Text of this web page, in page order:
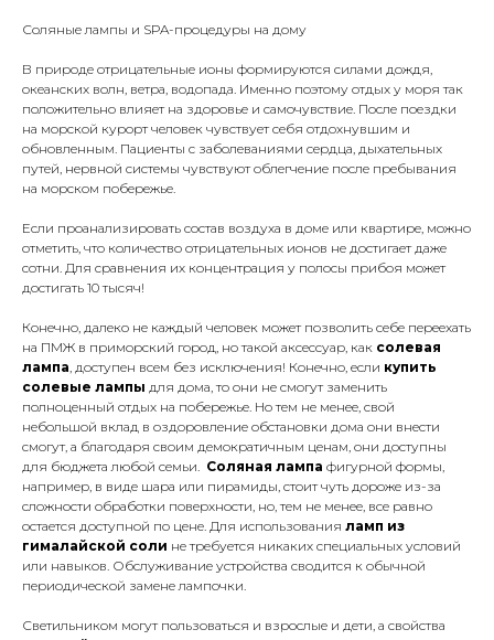
Соляные лампы и SPA-процедуры на дому
В природе отрицательные ионы формируются силами дождя,
океанских волн, ветра, водопада. Именно поэтому отдых у моря так
положительно влияет на здоровье и самочувствие. После поездки
на морской курорт человек чувствует себя отдохнувшим и
обновленным. Пациенты с заболеваниями сердца, дыхательных
путей, нервной системы чувствуют облегчение после пребывания
на морском побережье.
Если проанализировать состав воздуха в доме или квартире, можно
отметить, что количество отрицательных ионов не достигает даже
сотни. Для сравнения их концентрация у полосы прибоя может
достигать 10 тысяч!
Конечно, далеко не каждый человек может позволить себе переехать
на ПМЖ в приморский город, но такой аксессуар, как солевая
лампа, доступен всем без исключения! Конечно, если купить
солевые лампы для дома, то они не смогут заменить
полноценный отдых на побережье. Но тем не менее, свой
небольшой вклад в оздоровление обстановки дома они внести
смогут, а благодаря своим демократичным ценам, они доступны
для бюджета любой семьи. Соляная лампа фигурной формы,
например, в виде шара или пирамиды, стоит чуть дороже из-за
сложности обработки поверхности, но, тем не менее, все равно
остается доступной по цене. Для использования ламп из
гималайской соли не требуется никаких специальных условий
или навыков. Обслуживание устройства сводится к обычной
периодической замене лампочки.
Светильником могут пользоваться и взрослые и дети, а свойства